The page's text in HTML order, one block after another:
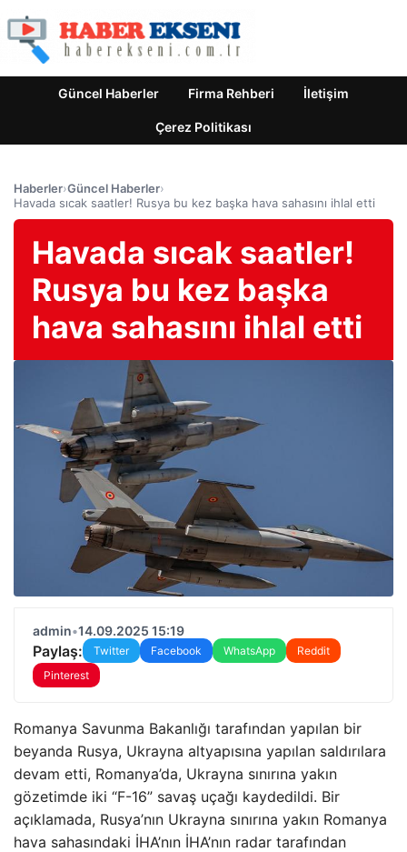
Güncel Haberler Firma Rehberi İletişim
Çerez Politikası
Haberler›Güncel Haberler›
Havada sıcak saatler! Rusya bu kez başka hava sahasını ihlal etti
Havada sıcak saatler!
Rusya bu kez başka
hava sahasını ihlal etti
admin•14.09.2025 15:19
Paylaş: Twitter Facebook WhatsApp
Reddit
Pinterest
Romanya Savunma Bakanlığı tarafından yapılan bir
beyanda Rusya, Ukrayna altyapısına yapılan saldırılara
devam etti, Romanya’da, Ukrayna sınırına yakın
gözetimde iki “F-16” savaş uçağı kaydedildi. Bir
açıklamada, Rusya’nın Ukrayna sınırına yakın Romanya
hava sahasındaki İHA’nın İHA’nın radar tarafından